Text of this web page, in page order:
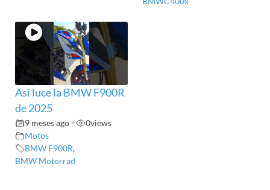
Así luce la BMW F900R
de 2025
9 meses ago• 0views
Motos
BMW F900R,
BMW Motorrad